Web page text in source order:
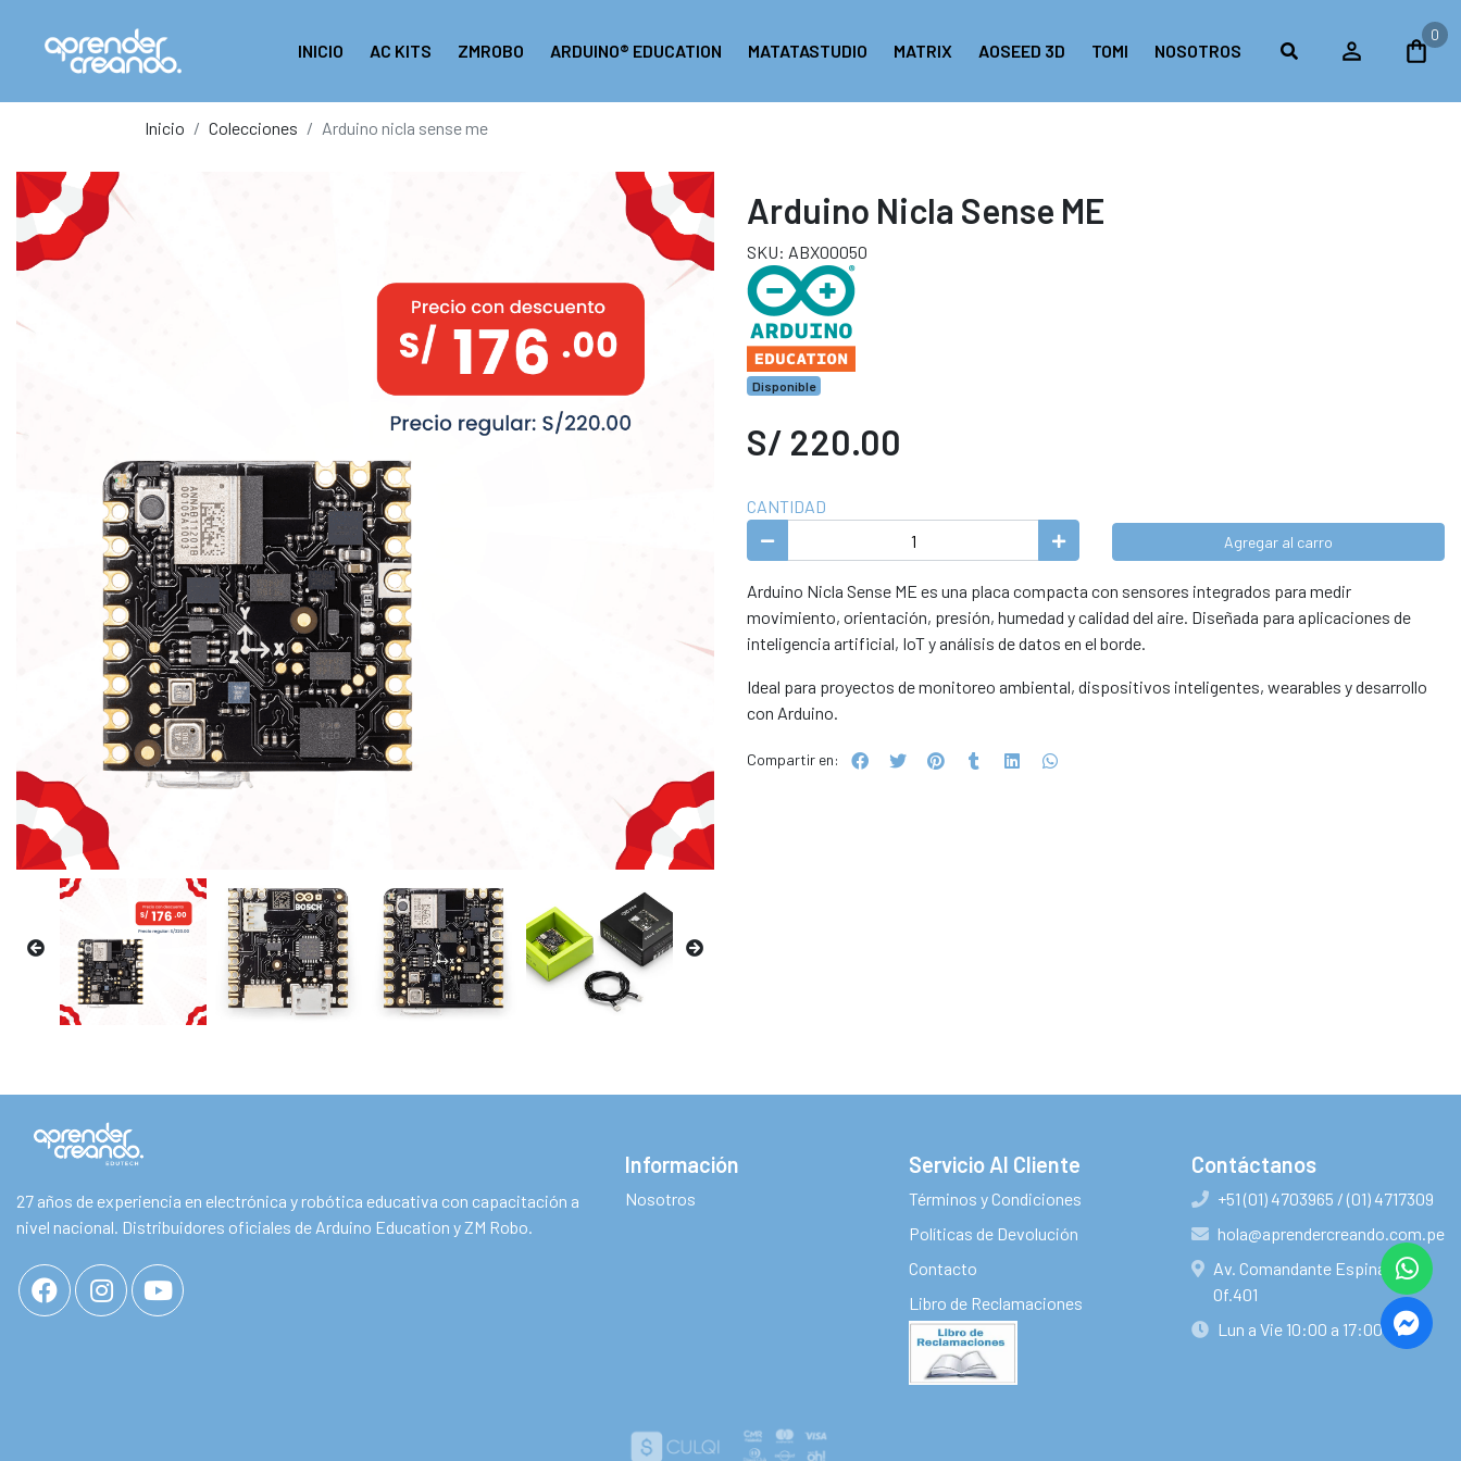
INICIO AC KITS ZMROBO ARDUINO® EDUCATION MATATASTUDIO MATRIX AOSEED 3D TOMI NOSOTROS
0
Inicio Colecciones Arduino nicla sense me
Arduino Nicla Sense ME
SKU: ABX00050
Disponible
S/ 220.00
CANTIDAD
Agregar al carro
Arduino Nicla Sense ME es una placa compacta con sensores integrados para medir
movimiento, orientación, presión, humedad y calidad del aire. Diseñada para aplicaciones de
inteligencia artificial, IoT y análisis de datos en el borde.
Ideal para proyectos de monitoreo ambiental, dispositivos inteligentes, wearables y desarrollo
con Arduino.
Compartir en:
27 años de experiencia en electrónica y robótica educativa con capacitación a
nivel nacional. Distribuidores oficiales de Arduino Education y ZM Robo.
Información
Nosotros
Servicio Al Cliente
Términos y Condiciones
Políticas de Devolución
Contacto
Libro de Reclamaciones
Contáctanos
+51 (01) 4703965 / (01) 4717309
hola@aprendercreando.com.pe
Av. Comandante Espinar 860
Of.401
Lun a Vie 10:00 a 17:00 horas